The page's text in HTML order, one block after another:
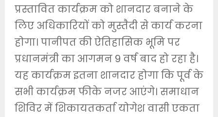
प्रस्तावित कार्यक्रम को शानदार बनाने के
लिए अधिकारियों को मुस्तैदी से कार्य करना
होगा। पानीपत की ऐतिहासिक भूमि पर
प्रधानमंत्री का आगमन 9 वर्ष बाद हो रहा है।
यह कार्यक्रम इतना शानदार होगा कि पूर्व के
सभी कार्यक्रम फीके नजर आएंगे। समाधान
शिविर में शिकायतकर्ता योगेश वासी एकता